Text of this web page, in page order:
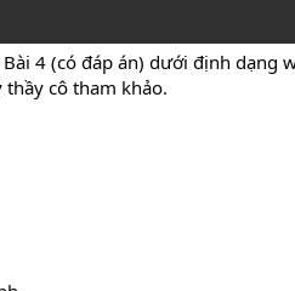
4 (có đáp án) dưới định dạng
thầy cô tham khảo.